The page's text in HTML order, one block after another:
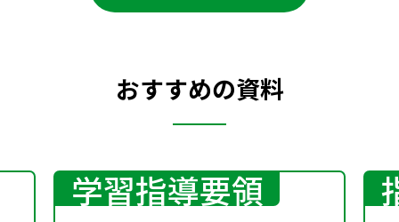
おすすめの資料
学習指導要領